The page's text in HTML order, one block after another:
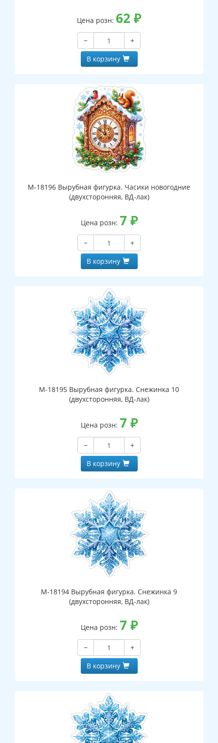
Цена розн: 62 ₽
−
+
В корзину
М-18196 Вырубная фигурка. Часики новогодние
(двухсторонняя, ВД-лак)
Цена розн: 7 ₽
−
+
В корзину
М-18195 Вырубная фигурка. Снежинка 10
(двухсторонняя, ВД-лак)
Цена розн: 7 ₽
−
+
В корзину
М-18194 Вырубная фигурка. Снежинка 9
(двухсторонняя, ВД-лак)
Цена розн: 7 ₽
−
+
В корзину